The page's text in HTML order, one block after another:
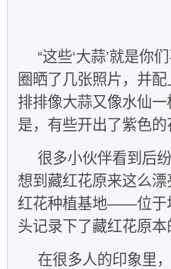
“这些‘大蒜’就是
圈晒了几张照片，并
排排像大蒜又像水仙
是，有些开出了紫色
很多小伙伴看到后
想到藏红花原来这么
红花种植基地——位于
头记录下了藏红花原本
在很多人的印象里